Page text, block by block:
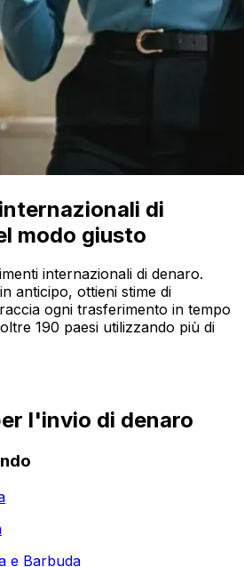
di
modo giusto
internazionali di denaro.
anticipo, ottieni stime di
ogni trasferimento in tempo
190 paesi utilizzando più di
l'invio di denaro
e Barbuda